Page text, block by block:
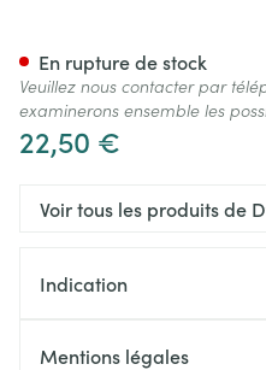
22,50 €
En rupture de stock
Veuillez nous contacter par
examinerons ensemble les
Voir tous les produits de
Indication
Mentions légales